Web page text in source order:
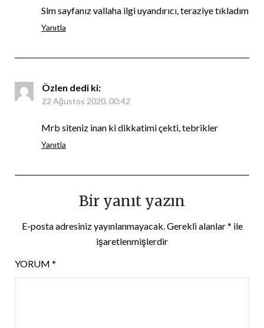
Slm sayfanız vallaha ilgi uyandırıcı, teraziye tıkladım
Yanıtla
Özlen dedi ki:
22 Ağustos 2020, 00:42
Mrb siteniz inan ki dikkatimi çekti, tebrikler
Yanıtla
Bir yanıt yazın
E-posta adresiniz yayınlanmayacak.Gerekli alanlar* ile
işaretlenmişlerdir
YORUM *